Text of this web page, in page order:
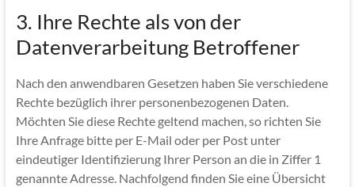
3. Ihre Rechte als von der
Datenverarbeitung Betroffener
Nach den anwendbaren Gesetzen haben Sie verschiedene
Rechte bezüglich ihrer personenbezogenen Daten.
Möchten Sie diese Rechte geltend machen, so richten Sie
Ihre Anfrage bitte per E-Mail oder per Post unter
eindeutiger Identifizierung Ihrer Person an die in Ziffer 1
genannte Adresse. Nachfolgend finden Sie eine Übersicht